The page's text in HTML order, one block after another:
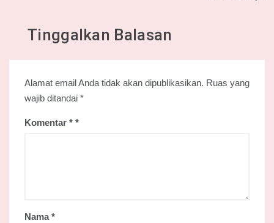
Tinggalkan Balasan
Alamat email Anda tidak akan dipublikasikan. Ruas yang
wajib ditandai *
Komentar *
Nama*